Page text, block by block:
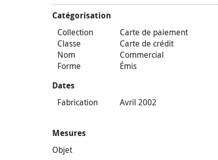
Catégorisation
Collection
Carte de paiement
Classe
Carte de crédit
Nom
Commercial
Forme
Émis
Dates
Fabrication Avril 2002
Mesures
Objet